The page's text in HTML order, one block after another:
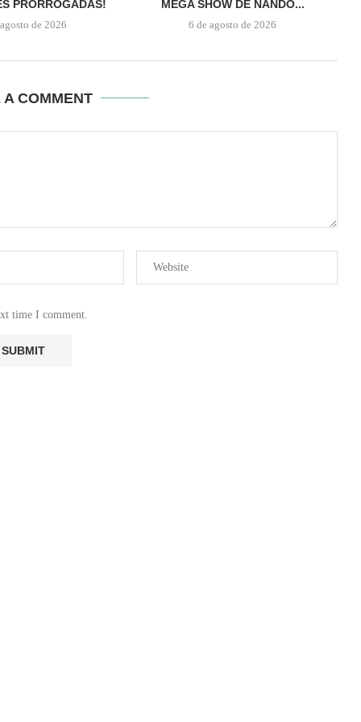
PRORROGADAS!
de 2026
MEGA SHOW DE NANDO...
6 de agosto de 2026
A COMMENT
time I comment.